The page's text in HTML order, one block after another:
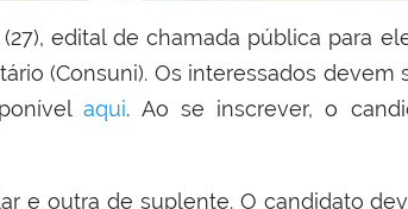
edital de chamada pública para
(Consuni). Os interessados devem
aqui. Ao se inscrever, o
e outra de suplente. O candidato